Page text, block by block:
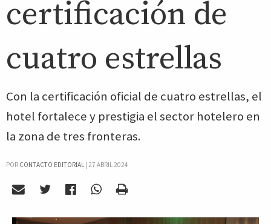
certificación de
cuatro estrellas
Con la certificación oficial de cuatro estrellas, el
hotel fortalece y prestigia el sector hotelero en
la zona de tres fronteras.
POR CONTACTO EDITORIAL| 27 ABRIL 2024